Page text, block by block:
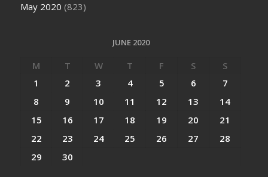
May 2020 (823)
JUNE 2020
M T W T F S
S
1
2 3 4 5 6
7
8
9 10 11 12 13
14
15
16 17 18 19 20
21
22
23 24 25 26 27
28
29
30